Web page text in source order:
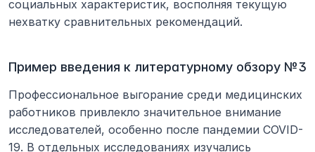
социальных характеристик, восполняя текущую
нехватку сравнительных рекомендаций.
Пример введения к литературному обзору №3
Профессиональное выгорание среди медицинских
работников привлекло значительное внимание
исследователей, особенно после пандемии COVID-
19. В отдельных исследованиях изучались